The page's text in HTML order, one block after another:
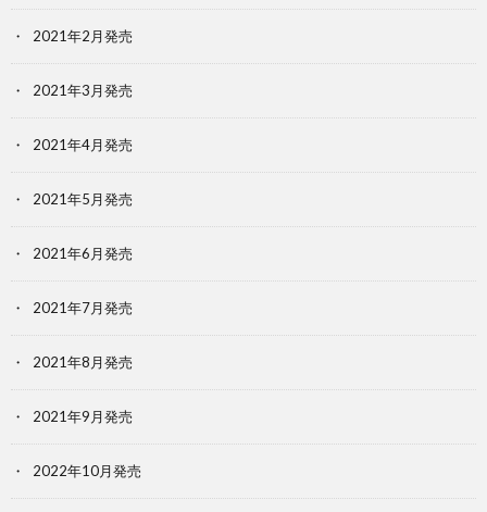
2021年2月発売
2021年3月発売
2021年4月発売
2021年5月発売
2021年6月発売
2021年7月発売
2021年8月発売
2021年9月発売
2022年10月発売